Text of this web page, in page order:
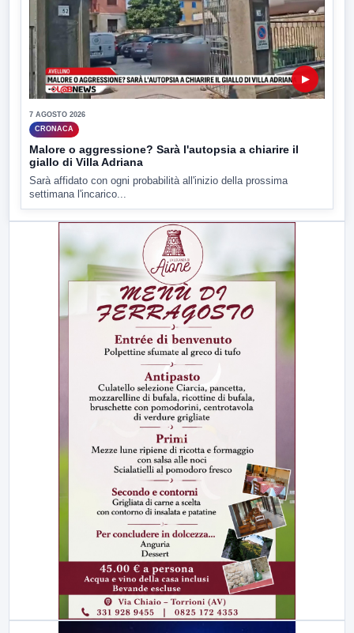
▶
7 AGOSTO 2026
CRONACA
Malore o aggressione? Sarà l'autopsia a chiarire il
giallo di Villa Adriana
Sarà affidato con ogni probabilità all'inizio della prossima
settimana l'incarico...